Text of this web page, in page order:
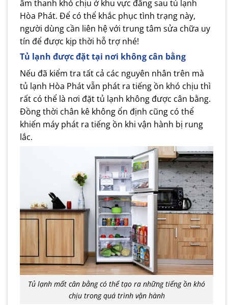
âm thanh khó chịu ở khu vực đằng sau tủ lạnh
Hòa Phát. Để có thể khắc phục tình trạng này,
người dùng cần liên hệ với trung tâm sửa chữa uy
tín để được kịp thời hỗ trợ nhé!
Tủ lạnh được đặt tại nơi không cân bằng
Nếu đã kiểm tra tất cả các nguyên nhân trên mà
tủ lạnh Hòa Phát vẫn phát ra tiếng ồn khó chịu thì
rất có thể là nơi đặt tủ lạnh không được cân bằng.
Đồng thời chân kê không ổn định cũng có thể
khiến máy phát ra tiếng ồn khi vận hành bị rung
lắc.
Tủ lạnh mất cân bằng có thể tạo ra những tiếng ồn khó
chịu trong quá trình vận hành